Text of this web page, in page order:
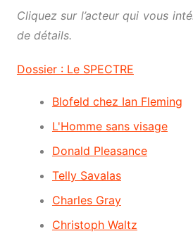
Cliquez sur l’acteur qui vous
de détails.
Dossier : Le SPECTRE
Blofeld chez Ian Fleming
L'Homme sans visage
Donald Pleasance
Telly Savalas
Charles Gray
Christoph Waltz